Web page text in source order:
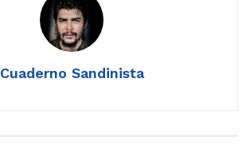
Cuaderno Sandinista